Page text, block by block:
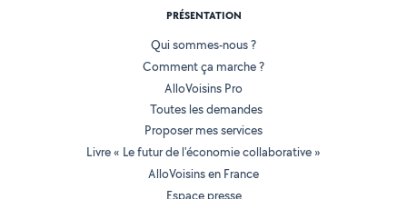
PRÉSENTATION
Qui sommes-nous ?
Comment ça marche ?
AlloVoisins Pro
Toutes les demandes
Proposer mes services
Livre « Le futur de l'économie collaborative »
AlloVoisins en France
Espace presse